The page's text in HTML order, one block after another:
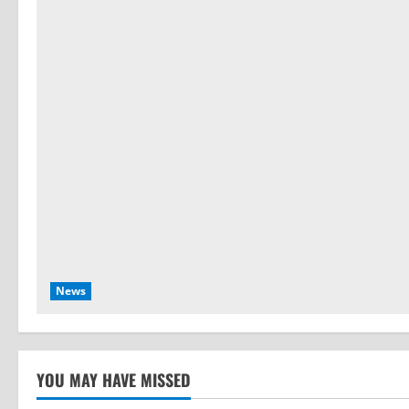
News
YOU MAY HAVE MISSED